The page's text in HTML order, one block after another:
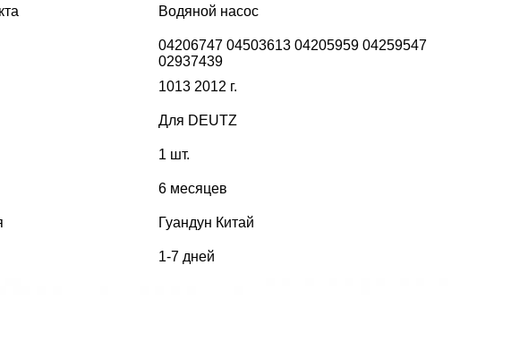
Водяной насос
04206747 04503613 04205959 04259547
02937439
1013 2012 г.
Для DEUTZ
1 шт.
6 месяцев
Гуандун Китай
1-7 дней